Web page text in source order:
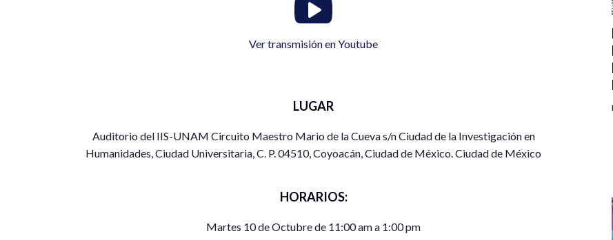
Ver transmisión en Youtube
LUGAR
Auditorio del IIS-UNAM Circuito Maestro Mario de la Cueva s/n Ciudad de la Investigación en
Humanidades, Ciudad Universitaria, C. P. 04510, Coyoacán, Ciudad de México. Ciudad de México
HORARIOS:
Martes 10 de Octubre de 11:00 am a 1:00 pm